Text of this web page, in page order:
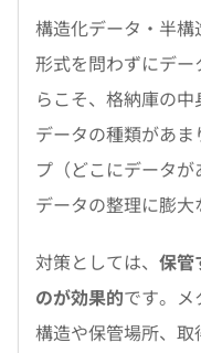
構造化データ・半構
形式を問わずにデ
らこそ、格納庫の
データの種類があ
プ（どこにデータが
データの整理に膨大
対策としては、 保管
のが効果的です。メ
構造や保管場所、